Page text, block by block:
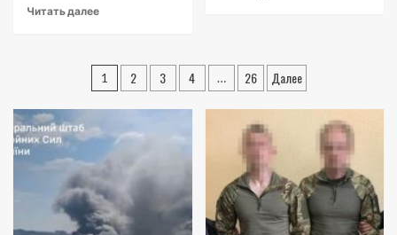
Читать далее
Навигация
по
записям
1 2 3 4 … 26 Далее